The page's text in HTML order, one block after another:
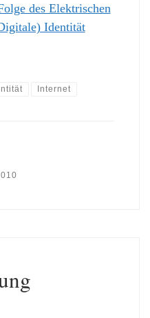
des Elektrischen
Identität
Internet